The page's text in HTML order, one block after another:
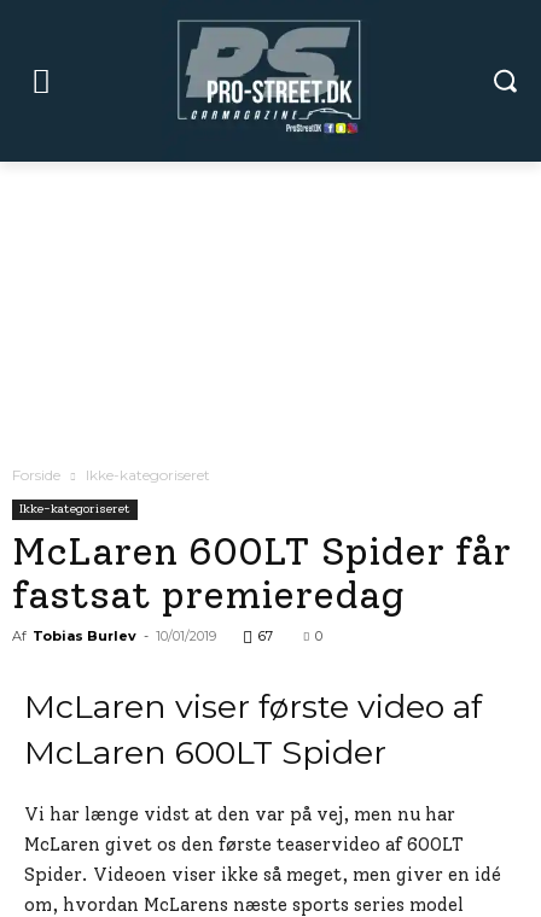
Forside Ikke-kategoriseret
Ikke-kategoriseret
McLaren 600LT Spider får
fastsat premieredag
Af Tobias Burlev - 10/01/2019 67 0
McLaren viser første video af
McLaren 600LT Spider
Vi har længe vidst at den var på vej, men nu har
McLaren givet os den første teaservideo af 600LT
Spider. Videoen viser ikke så meget, men giver en idé
om, hvordan McLarens næste sports series model